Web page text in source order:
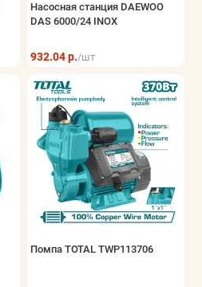
Насосная станция DAEWOO
DAS 6000/24 INOX
932.04 р./шт
Помпа TOTAL TWP113706